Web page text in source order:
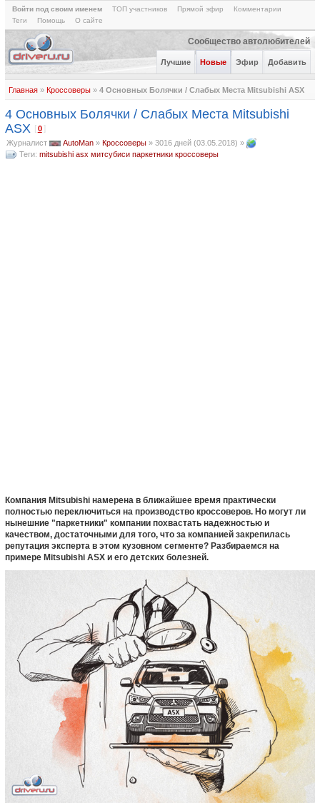
Войти под своим именем ТОП участников Прямой эфир
Комментарии
Теги
Помощь О сайте
Сообщество автолюбителей
Лучшие Новые Эфир Добавить
Главная» Кроссоверы» 4 Основных Болячки / Слабых Места Mitsubishi ASX
4 Основных Болячки / Слабых Места Mitsubishi
ASX [0
Журналист AutoMan» Кроссоверы» 3016 дней (03.05.2018) »
Теги: mitsubishi asx митсубиси паркетники кроссоверы
Компания Mitsubishi намерена в ближайшее время практически
полностью переключиться на производство кроссоверов. Но могут ли
нынешние "паркетники" компании похвастать надежностью и
качеством, достаточными для того, что за компанией закрепилась
репутация эксперта в этом кузовном сегменте? Разбираемся на
примере Mitsubishi ASX и его детских болезней.